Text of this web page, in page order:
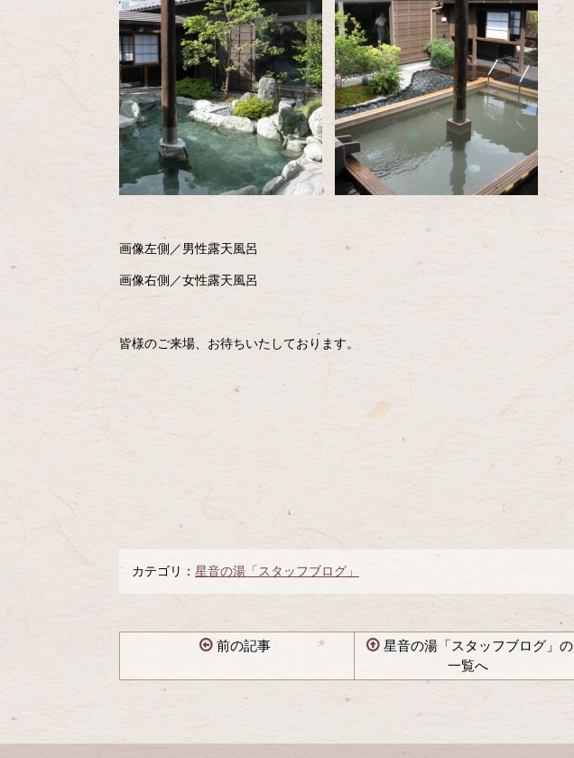
画像左側／男性露天風呂
画像右側／女性露天風呂
皆様のご来場、お待ちいたしております。
カテゴリ： 星音の湯「スタッフブログ」
前の記事
星音の湯「スタッフブログ」の
一覧へ
ン
の